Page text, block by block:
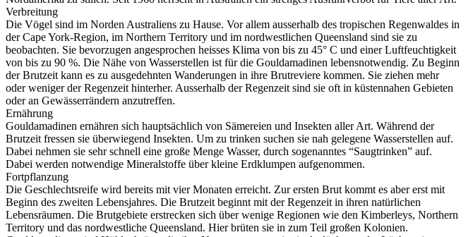
Verbreitung
Die Vögel sind im Norden Australiens zu Hause. Vor allem ausserhalb des tropischen Regenwaldes in
der Cape York-Region, im Northern Territory und im nordwestlichen Queensland sind sie zu
beobachten. Sie bevorzugen angesprochen heisses Klima von bis zu 45° C und einer Luftfeuchtigkeit
von bis zu 90 %. Die Nähe von Wasserstellen ist für die Gouldamadinen lebensnotwendig. Zu Beginn
der Brutzeit kann es zu ausgedehnten Wanderungen in ihre Brutreviere kommen. Sie ziehen mehr
oder weniger der Regenzeit hinterher. Ausserhalb der Regenzeit sind sie oft in küstennahen Gebieten
oder an Gewässerrändern anzutreffen.
Ernährung
Gouldamadinen ernähren sich hauptsächlich von Sämereien und Insekten aller Art. Während der
Brutzeit fressen sie überwiegend Insekten. Um zu trinken suchen sie nah gelegene Wasserstellen auf.
Dabei nehmen sie sehr schnell eine große Menge Wasser, durch sogenanntes “Saugtrinken” auf.
Dabei werden notwendige Mineralstoffe über kleine Erdklumpen aufgenommen.
Fortpflanzung
Die Geschlechtsreife wird bereits mit vier Monaten erreicht. Zur ersten Brut kommt es aber erst mit
Beginn des zweiten Lebensjahres. Die Brutzeit beginnt mit der Regenzeit in ihren natürlichen
Lebensräumen. Die Brutgebiete erstrecken sich über wenige Regionen wie den Kimberleys, Northern
Territory und das nordwestliche Queensland. Hier brüten sie in zum Teil großen Kolonien.